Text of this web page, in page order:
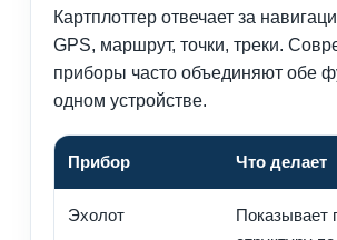
Картплоттер отвечает за
GPS, маршрут, точки, треки.
приборы часто объединяют обе
одном устройстве.
Прибор Что делает
Эхолот
Показывает